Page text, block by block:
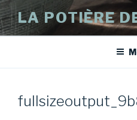
Aller
au
contenu
LA POTIÈRE